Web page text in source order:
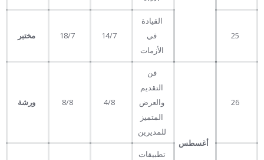
25
القيادة
في
الأزمات
مختبر
26
أغسطس
فن
التقديم
والعرض
المتميز
للمديرين
4/8
8/8 ورشة
تطبيقات